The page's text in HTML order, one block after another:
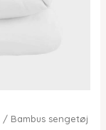
/ Bambus sengetøj